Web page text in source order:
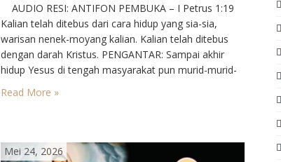
AUDIO RESI: ANTIFON PEMBUKA – I Petrus 1:19
Kalian telah ditebus dari cara hidup yang sia-sia,
warisan nenek-moyang kalian. Kalian telah ditebus
dengan darah Kristus. PENGANTAR: Sampai akhir
hidup Yesus di tengah masyarakat pun murid-murid-
Nya belum memahami, bahwa mereka mendapat
tugas rohani semata-mata. Dalam perjalanan ke
Read More »
Mei 24, 2026